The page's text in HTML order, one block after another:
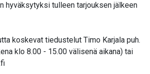
hyväksytyksi tulleen tarjouksen jälkeen
koskevat tiedustelut Timo Karjala puh.
klo 8.00 - 15.00 välisenä aikana) tai